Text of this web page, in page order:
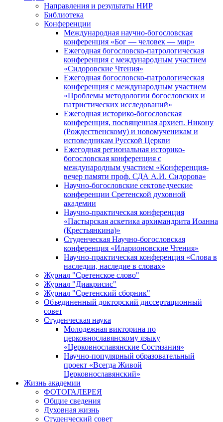
Направления и результаты НИР
Библиотека
Конференции
Международная научно-богословская
конференция «Бог — человек — мир»
Ежегодная богословско-патрологическая
конференция с международным участием
«Сидоровские Чтения»
Ежегодная богословско-патрологическая
конференция с международным участием
«Проблемы методологии богословских и
патристических исследований»
Ежегодная историко-богословская
конференция, посвященная архиеп. Никону
(Рождественскому) и новомученикам и
исповедникам Русской Церкви
Ежегодная региональная историко-
богословская конференция с
международным участием «Конференция-
вечер памяти проф. СДА А.И. Сидорова»
Научно-богословские сектоведческие
конференции Сретенской духовной
академии
Научно-практическая конференция
«Пастырская аскетика архимандрита Иоанна
(Крестьянкина)»
Студенческая Научно-богословская
конференция «Иларионовские Чтения»
Научно-практическая конференция «Cлова в
наследии, наследие в словах»
Журнал "Сретенское слово"
Журнал "Диакрисис"
Журнал "Сретенский сборник"
Объединенный докторский диссертационный
совет
Студенческая наука
Молодежная викторина по
церковнославянскому языку
«Церковнославянские Состязания»
Научно-популярный образовательный
проект «Всегда Живой
Церковнославянский»
Жизнь академии
ФОТОГАЛЕРЕЯ
Общие сведения
Духовная жизнь
Студенческий совет